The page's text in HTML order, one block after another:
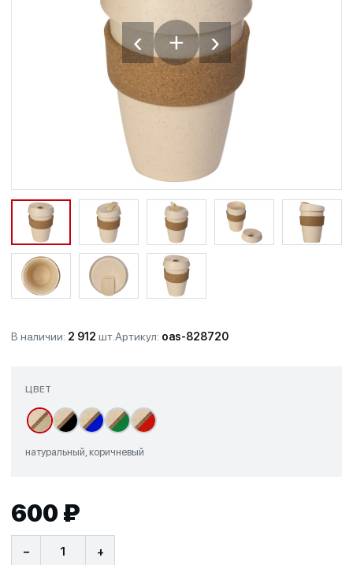
‹ + ›
В наличии: 2 912 шт.Артикул: oas-828720
ЦВЕТ
натуральный, коричневый
600 ₽
− +